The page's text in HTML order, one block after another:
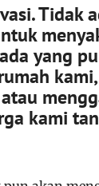
Tidak
yang
kami